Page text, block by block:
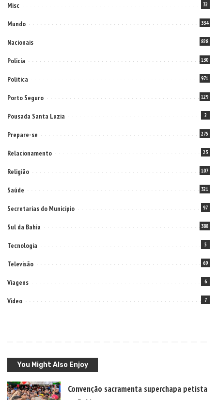
Misc 32
Mundo 334
Nacionais 828
Policia 130
Politica 971
Porto Seguro 129
Pousada Santa Luzia 2
Prepare-se 275
Relacionamento 23
Religião 107
Saúde 321
Secretarias do Municipio 97
Sul da Bahia 388
Tecnologia 5
Televisão 69
Viagens 6
Video 7
You Might Also Enjoy
Convenção sacramenta superchapa petista